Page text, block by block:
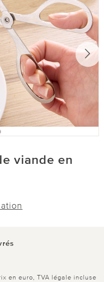
viande en
en euro, TVA légale incluse